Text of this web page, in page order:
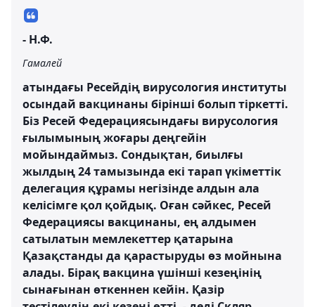
- Н.Ф.
Гамалей
атындағы Ресейдің вирусология институты
осындай вакцинаны бірінші болып тіркетті.
Біз Ресей Федерациясындағы вирусология
ғылымының жоғары деңгейін
мойындаймыз. Сондықтан, биылғы
жылдың 24 тамызында екі тарап үкіметтік
делегация құрамы негізінде алдын ала
келісімге қол қойдық. Оған сәйкес, Ресей
Федерациясы вакцинаны, ең алдымен
сатылатын мемлекеттер қатарына
Қазақстанды да қарастыруды өз мойнына
алады. Бірақ вакцина үшінші кезеңінің
сынағынан өткеннен кейін. Қазір